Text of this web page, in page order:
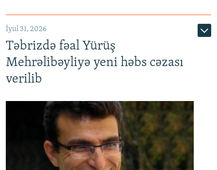
İyul 31, 2026
Təbrizdə fəal Yürüş
Mehrəlibəyliyə yeni həbs cəzası
verilib